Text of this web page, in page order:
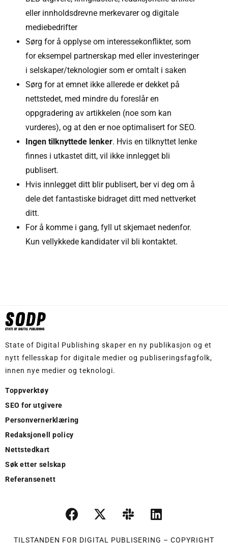
eller innholdsdrevne merkevarer og digitale
mediebedrifter
Sørg for å opplyse om interessekonflikter, som
for eksempel partnerskap med eller investeringer
i selskaper/teknologier som er omtalt i saken
Sørg for at emnet ikke allerede er dekket på
nettstedet, med mindre du foreslår en
oppgradering av artikkelen (noe som kan
vurderes), og at den er noe optimalisert for SEO.
Ingen tilknyttede lenker. Hvis en tilknyttet lenke
finnes i utkastet ditt, vil ikke innlegget bli
publisert.
Hvis innlegget ditt blir publisert, ber vi deg om å
dele det fantastiske bidraget ditt med nettverket
ditt.
For å komme i gang, fyll ut skjemaet nedenfor.
Kun vellykkede kandidater vil bli kontaktet.
State of Digital Publishing skaper en ny publikasjon og et
nytt fellesskap for digitale medier og publiseringsfagfolk,
innen nye medier og teknologi.
Toppverktøy
SEO for utgivere
Personvernerklæring
Redaksjonell policy
Nettstedkart
Søk etter selskap
Referansenett
TILSTANDEN FOR DIGITAL PUBLISERING – COPYRIGHT